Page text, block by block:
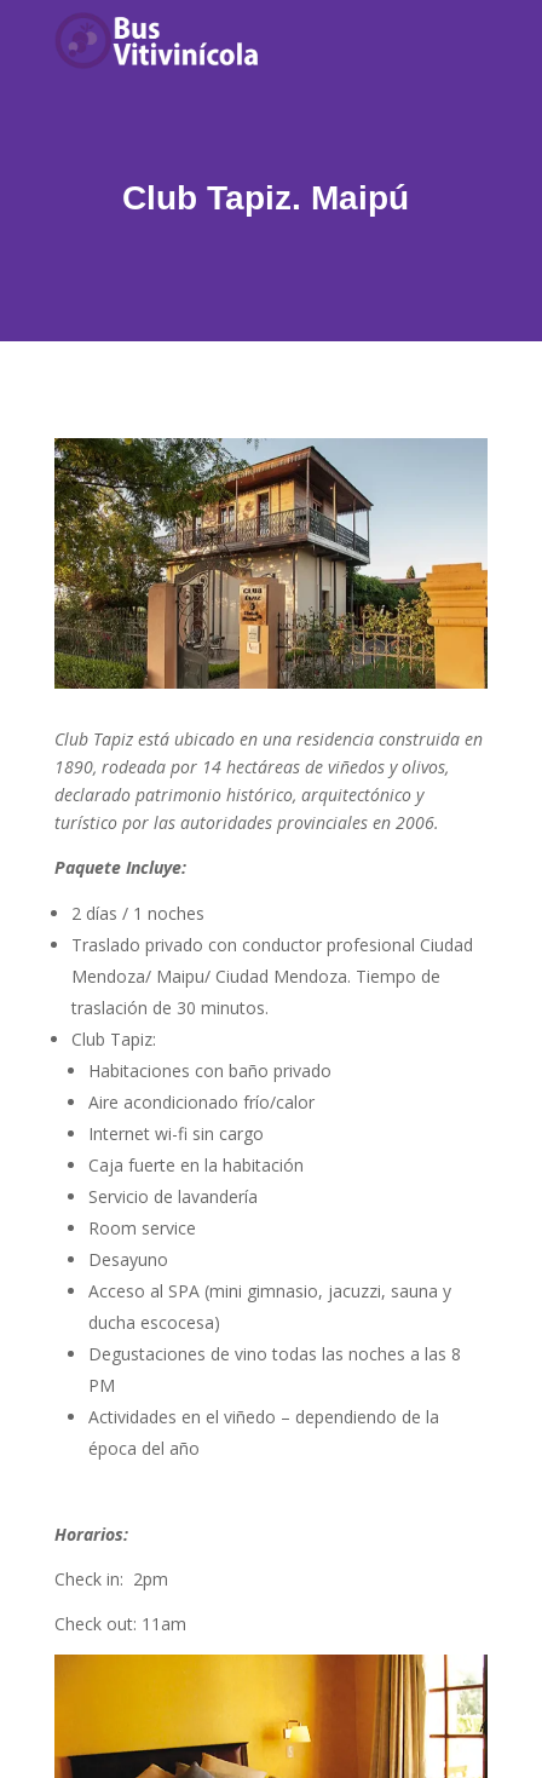
Club Tapiz. Maipú
Club Tapiz está ubicado en una residencia construida en
1890, rodeada por 14 hectáreas de viñedos y olivos,
declarado patrimonio histórico, arquitectónico y
turístico por las autoridades provinciales en 2006.
Paquete Incluye:
2 días / 1 noches
Traslado privado con conductor profesional Ciudad
Mendoza/ Maipu/ Ciudad Mendoza. Tiempo de
traslación de 30 minutos.
Club Tapiz:
Habitaciones con baño privado
Aire acondicionado frío/calor
Internet wi-fi sin cargo
Caja fuerte en la habitación
Servicio de lavandería
Room service
Desayuno
Acceso al SPA (mini gimnasio, jacuzzi, sauna y
ducha escocesa)
Degustaciones de vino todas las noches a las 8
PM
Actividades en el viñedo – dependiendo de la
época del año
Horarios:
Check in: 2pm
Check out: 11am